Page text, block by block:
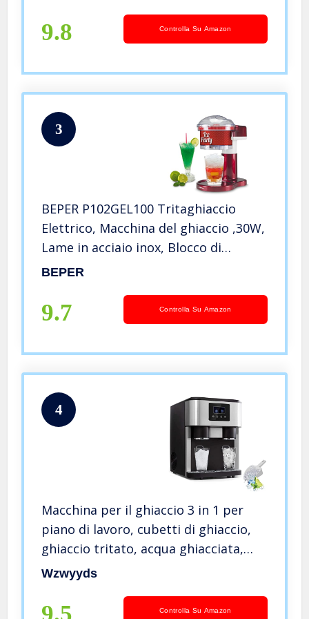
Macchina Ghiaccio Casa per Drink e
Bevande
9.8 Controlla Su Amazon
3
BEPER P102GEL100 Tritaghiaccio
Elettrico, Macchina del ghiaccio ,30W,
Lame in acciaio inox, Blocco di
sicurezza, Ciotola non inclusa, Rosso
BEPER
9.7 Controlla Su Amazon
4
Macchina per il ghiaccio 3 in 1 per
piano di lavoro, cubetti di ghiaccio,
ghiaccio tritato, acqua ghiacciata,
macchina per fare il ghiaccio elettrica
16 kg
Wzwyyds
Controlla Su Amazon